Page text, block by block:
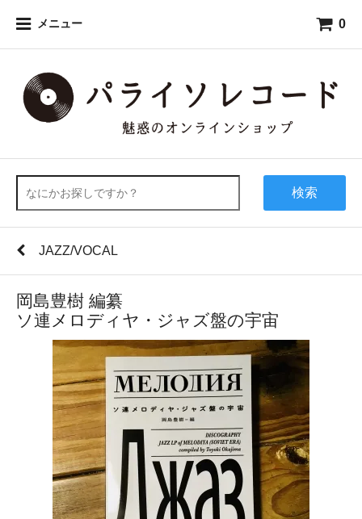
メニュー 0
検索
JAZZ/VOCAL
岡島豊樹 編纂
ソ連メロディヤ・ジャズ盤の宇宙